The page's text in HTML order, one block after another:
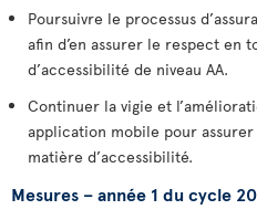
Poursuivre le processus
afin d’en assurer le respect en
d’accessibilité de niveau AA.
Continuer la vigie et
application mobile pour
matière d’accessibilité.
Mesures – année 1 du cycle